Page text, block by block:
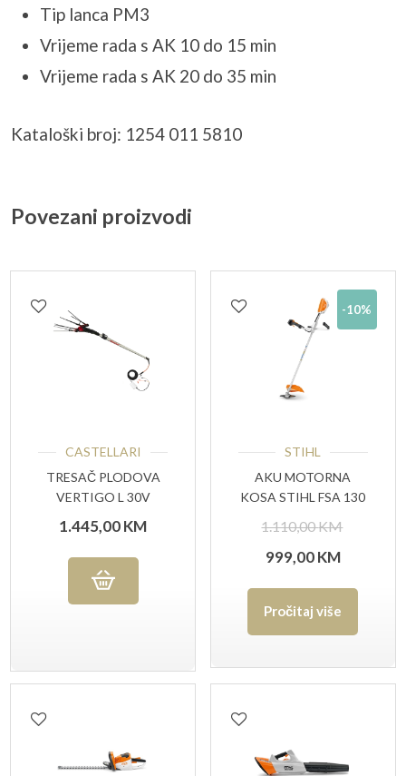
Tip lanca PM3
Vrijeme rada s AK 10 do 15 min
Vrijeme rada s AK 20 do 35 min
Kataloški broj: 1254 011 5810
Povezani proizvodi
CASTELLARI
TRESAČ PLODOVA
VERTIGO L 30V
1.445,00KM
-10%
STIHL
AKU MOTORNA
KOSA STIHL FSA 130
1.110,00KM
bila
999,00KM
cijena
je:
Pročitaj više